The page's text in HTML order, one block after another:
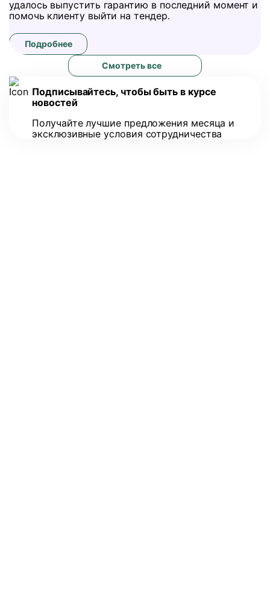
удалось выпустить гарантию в последний момент и
помочь клиенту выйти на тендер.
Подробнее
Смотреть все
Подписывайтесь, чтобы быть в курсе
новостей
Получайте лучшие предложения месяца и
эксклюзивные условия сотрудничества